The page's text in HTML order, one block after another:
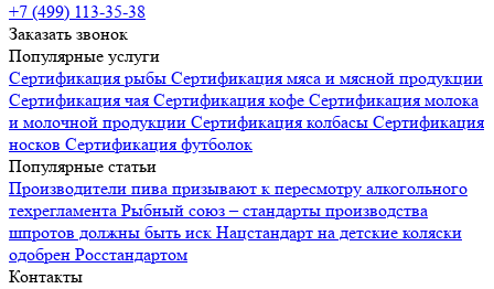
+7 (499) 113-35-38
Заказать звонок
Популярные услуги
Сертификация рыбы Сертификация мяса и мясной продукции
Сертификация чая Сертификация кофе Сертификация молока
и молочной продукции Сертификация колбасы Сертификация
носков Сертификация футболок
Популярные статьи
Производители пива призывают к пересмотру алкогольного
техрегламента Рыбный союз – стандарты производства
шпротов должны быть иск Нацстандарт на детские коляски
одобрен Росстандартом
Контакты